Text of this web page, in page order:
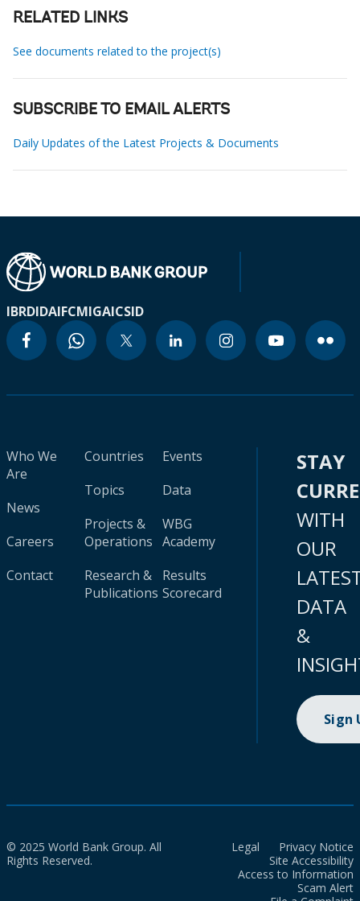
RELATED LINKS
See documents related to the project(s)
SUBSCRIBE TO EMAIL ALERTS
Daily Updates of the Latest Projects & Documents
IBRDIDAIFCMIGAICSID
Who We
Are
News
Careers
Contact
Countries
Topics
Projects &
Operations
Research &
Publications
Events
Data
WBG
Academy
Results
Scorecard
STAY
WITH
OUR
DATA
&
Sign
© 2025 World Bank Group. All
Rights Reserved.
Legal
Privacy Notice
Site Accessibility
Access to Information
Scam Alert